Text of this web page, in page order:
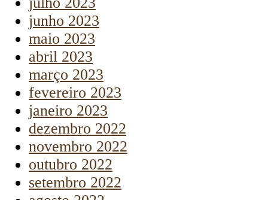
junho 2023
maio 2023
abril 2023
março 2023
fevereiro 2023
janeiro 2023
dezembro 2022
novembro 2022
outubro 2022
setembro 2022